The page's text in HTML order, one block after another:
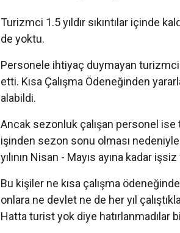
Turizmci 1.5 yıldır sıkıntılar içinde
de yoktu.
Personele ihtiyaç duymayan turizmci
etti. Kısa Çalışma Ödeneğinden
alabildi.
Ancak sezonluk çalışan personel ise
işinden sezon sonu olması
yılının Nisan - Mayıs ayına kadar
Bu kişiler ne kısa çalışma
onlara ne devlet ne de her yıl
Hatta turist yok diye hatırlanmadılar